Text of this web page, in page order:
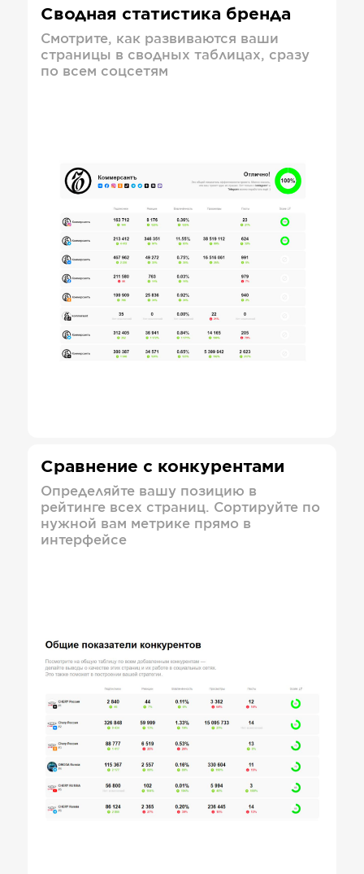
Сводная статистика бренда
Смотрите, как развиваются ваши
страницы в сводных таблицах, сразу
по всем соцсетям
Сравнение с конкурентами
Определяйте вашу позицию в
рейтинге всех страниц. Сортируйте по
нужной вам метрике прямо в
интерфейсе